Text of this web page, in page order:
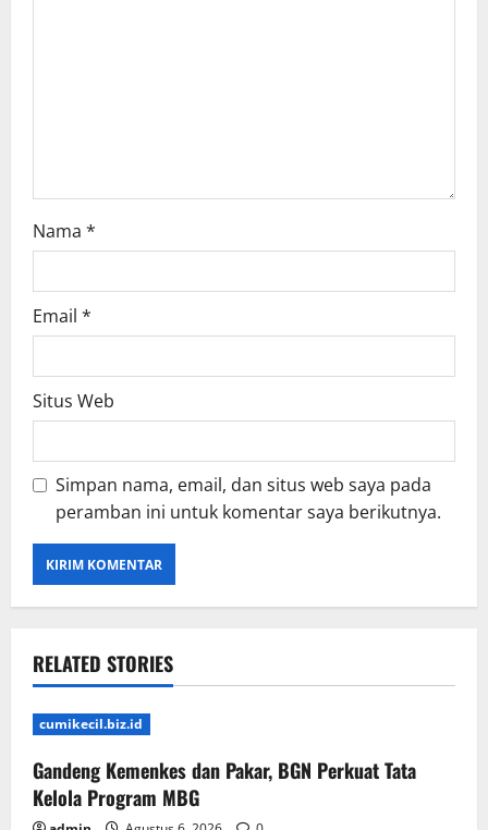
Nama *
Email *
Situs Web
Simpan nama, email, dan situs web saya pada
peramban ini untuk komentar saya berikutnya.
RELATED STORIES
cumikecil.biz.id
Gandeng Kemenkes dan Pakar, BGN Perkuat Tata
Kelola Program MBG